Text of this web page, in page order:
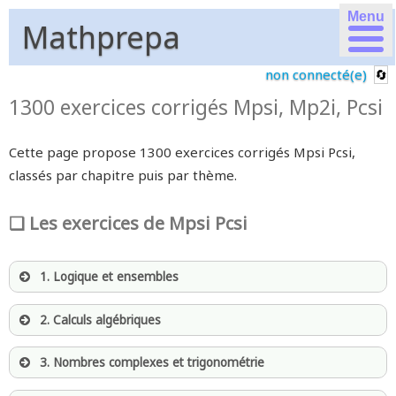
Menu
Mathprepa
non connecté(e)
1300 exercices corrigés Mpsi, Mp2i, Pcsi
Cette page propose 1300 exercices corrigés Mpsi Pcsi,
classés par chapitre puis par thème.
Les exercices de Mpsi Pcsi
1. Logique et ensembles
Ensembles et sous-ensembles
Tableaux de vérité
Logique et quantificateurs
2. Calculs algébriques
Petits calculs rapides
Partie entière d’un réel (1/2)
3. Nombres complexes et trigonométrie
Petits calculs dans ℂ